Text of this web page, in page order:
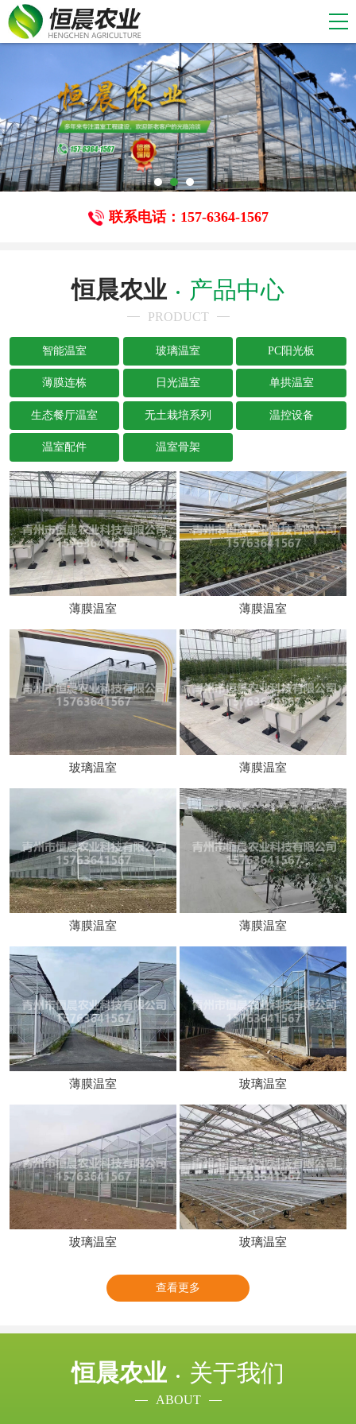
联系电话：157-6364-1567
恒晨农业 产品中心
PRODUCT
智能温室 玻璃温室 PC阳光板
薄膜连栋 日光温室 单拱温室
生态餐厅温室 无土栽培系列 温控设备
温室配件 温室骨架
薄膜温室 薄膜温室
玻璃温室 薄膜温室
薄膜温室 薄膜温室
薄膜温室 玻璃温室
玻璃温室 玻璃温室
查看更多
恒晨农业 关于我们
ABOUT